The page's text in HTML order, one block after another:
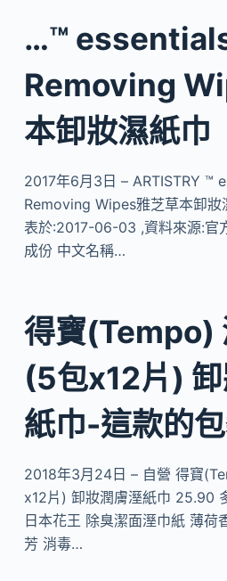
…™
Removing
本卸妝濕紙巾
2017年6月3日 – ARTISTRY ™
Removing Wipes雅芝草本卸
表於:2017-06-03 ,資料來源:官
成份 中文名稱…
得寶(Tempo)
(5包x12片)
紙巾-這款的
2018年3月24日 – 自營 得寶
x12片) 卸妝潤膚溼紙巾 25.90
日本花王 除臭潔面溼巾紙 薄
芳 消毒…